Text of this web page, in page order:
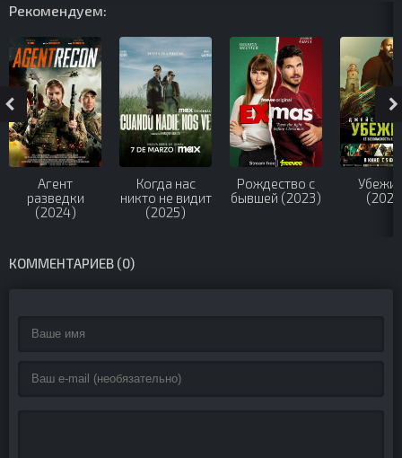
Рекомендуем:
Агент
разведки
(2024)
Когда нас
никто не видит
(2025)
Рождество с
бывшей (2023)
КОММЕНТАРИЕВ (0)